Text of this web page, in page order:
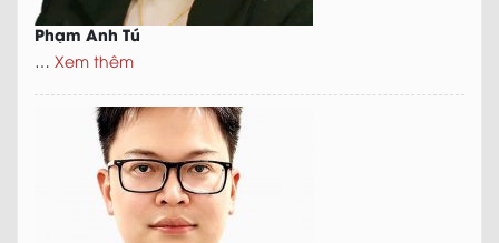
Phạm Anh Tú
… Xem thêm